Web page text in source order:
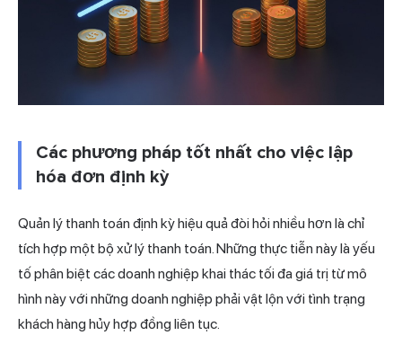
Các phương pháp tốt nhất cho việc lập
hóa đơn định kỳ
Quản lý thanh toán định kỳ hiệu quả đòi hỏi nhiều hơn là chỉ
tích hợp một bộ xử lý thanh toán. Những thực tiễn này là yếu
tố phân biệt các doanh nghiệp khai thác tối đa giá trị từ mô
hình này với những doanh nghiệp phải vật lộn với tình trạng
khách hàng hủy hợp đồng liên tục.